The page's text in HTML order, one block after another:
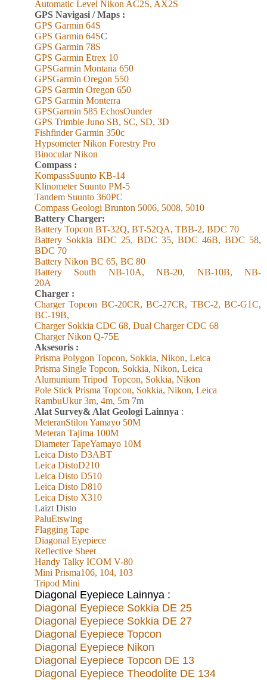
Automatic Level Nikon AC2S, AX2S
GPS Navigasi / Maps :
GPS Garmin 64S
GPS Garmin 64SC
GPS Garmin 78S
GPS Garmin Etrex 10
GPSGarmin Montana 650
GPSGarmin Oregon 550
GPS Garmin Oregon 650
GPS Garmin Monterra
GPSGarmin 585 EchosOunder
GPS Trimble Juno SB, SC, SD, 3D
Fishfinder Garmin 350c
Hypsometer Nikon Forestry Pro
Binocular Nikon
Compass :
KompassSuunto KB-14
Klinometer Suunto PM-5
Tandem Suunto 360PC
Compass Geologi Brunton 5006, 5008, 5010
Battery Charger:
Battery Topcon BT-32Q, BT-52QA, TBB-2, BDC 70
Battery Sokkia BDC 25, BDC 35, BDC 46B, BDC 58,
BDC 70
Battery Nikon BC 65, BC 80
Battery South NB-10A, NB-20, NB-10B, NB-
20A
Charger :
Charger Topcon BC-20CR, BC-27CR, TBC-2, BC-G1C,
BC-19B,
Charger Sokkia CDC 68, Dual Charger CDC 68
Charger Nikon Q-75E
Aksesoris :
Prisma Polygon Topcon, Sokkia, Nikon, Leica
Prisma Single Topcon, Sokkia, Nikon, Leica
Alumunium Tripod Topcon, Sokkia, Nikon
Pole Stick Prisma Topcon, Sokkia, Nikon, Leica
RambuUkur 3m, 4m, 5m 7m
Alat Survey& Alat Geologi Lainnya :
MeteranStilon Yamayo 50M
Meteran Tajima 100M
Diameter TapeYamayo 10M
Leica Disto D3ABT
Leica DistoD210
Leica Disto D510
Leica Disto D810
Leica Disto X310
Laizt Disto
PaluEtswing
Flagging Tape
Diagonal Eyepiece
Reflective Sheet
Handy Talky ICOM V-80
Mini Prisma106, 104, 103
Tripod Mini
Diagonal Eyepiece Lainnya :
Diagonal Eyepiece Sokkia DE 25
Diagonal Eyepiece Sokkia DE 27
Diagonal Eyepiece Topcon
Diagonal Eyepiece Nikon
Diagonal Eyepiece Topcon DE 13
Diagonal Eyepiece Theodolite DE 134